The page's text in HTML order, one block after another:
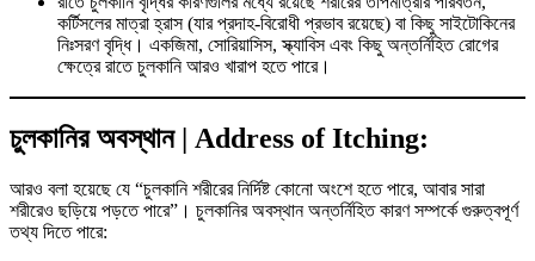
কর্টিসলের মাত্রা হ্রাস (যার প্রদাহ-বিরোধী প্রভাব রয়েছে) বা কিছু সাইটোকিনের
নিঃসরণ বৃদ্ধি। একজিমা, সোরিয়াসিস, স্ক্যাবিস এবং কিছু অন্তর্নিহিত রোগের
ক্ষেত্রে রাতে চুলকানি আরও খারাপ হতে পারে।
চুলকানির অবস্থান | Address of Itching:
আরও বলা হয়েছে যে “চুলকানি শরীরের নির্দিষ্ট কোনো অংশে হতে পারে, আবার সারা
শরীরেও ছড়িয়ে পড়তে পারে”। চুলকানির অবস্থান অন্তর্নিহিত কারণ সম্পর্কে গুরুত্বপূর্ণ
তথ্য দিতে পারে: